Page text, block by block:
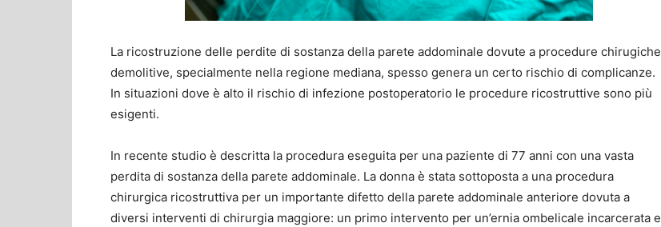
La ricostruzione delle perdite di sostanza della parete addominale dovute a procedure chirugiche
demolitive, specialmente nella regione mediana, spesso genera un certo rischio di complicanze.
In situazioni dove è alto il rischio di infezione postoperatorio le procedure ricostruttive sono più
esigenti.
In recente studio è descritta la procedura eseguita per una paziente di 77 anni con una vasta
perdita di sostanza della parete addominale. La donna è stata sottoposta a una procedura
chirurgica ricostruttiva per un importante difetto della parete addominale anteriore dovuta a
diversi interventi di chirurgia maggiore: un primo intervento per un’ernia ombelicale incarcerata e